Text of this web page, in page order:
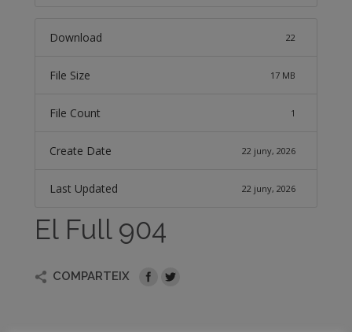
Download 22
File Size 17 MB
File Count 1
Create Date 22 juny, 2026
Last Updated 22 juny, 2026
El Full 904
COMPARTEIX